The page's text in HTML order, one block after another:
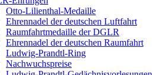
Otto-Lilienthal-Medaille
Ehrennadel der deutschen Luftfahrt
Raumfahrtmedaille der DGLR
Ehrennadel der deutschen Raumfahrt
Ludwig-Prandtl-Ring
Nachwuchspreise